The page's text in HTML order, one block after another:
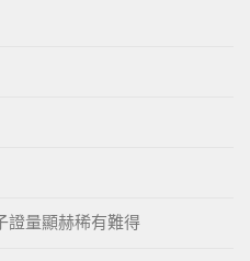
證量顯赫稀有難得